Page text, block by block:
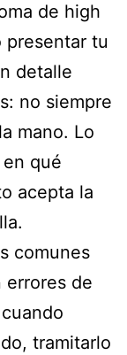
de high
presentar tu
detalle
no siempre
mano. Lo
qué
acepta la
comunes
errores de
tramitarlo